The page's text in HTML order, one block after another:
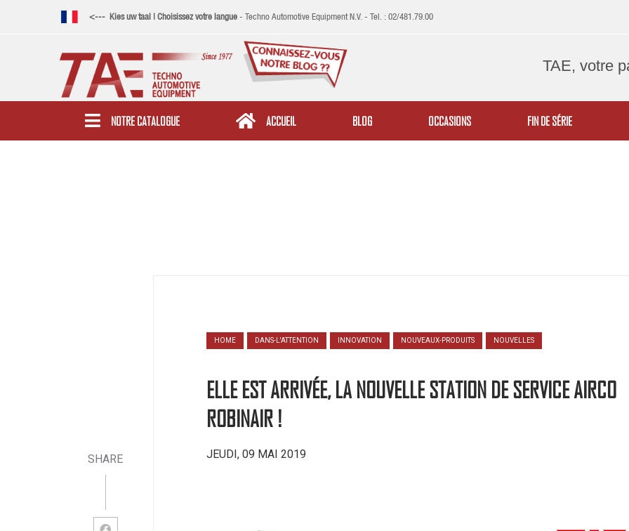
<--- Kies uw taal | Choisissez votre langue - Techno Automotive Equipment N.V. - Tel. : 02/481.79.00
TAE, votre
NOTRE CATALOGUE ACCUEIL BLOG OCCASIONS FIN DE SÉRIE
SHARE
HOME DANS-L'ATTENTION INNOVATION NOUVEAUX-PRODUITS NOUVELLES
ELLE EST ARRIVÉE, LA NOUVELLE STATION DE SERVICE AIRCO
ROBINAIR !
JEUDI, 09 MAI 2019